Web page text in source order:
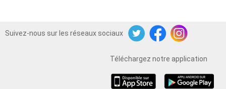
Suivez-nous sur les réseaux sociaux
TwitterFacebookInstagram
Téléchargez notre application